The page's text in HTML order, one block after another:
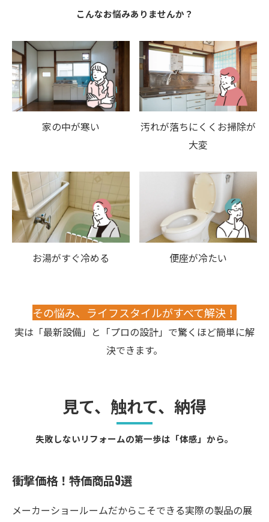
こんなお悩みありませんか？
家の中が寒い
汚れが落ちにくくお掃除が
大変
お湯がすぐ冷める 便座が冷たい
その悩み、ライフスタイルがすべて解決！
実は「最新設備」と「プロの設計」で驚くほど簡単に解
決できます。
見て、触れて、納得
失敗しないリフォームの第一歩は「体感」から。
衝撃価格！特価商品9選
メーカーショールームだからこそできる実際の製品の展